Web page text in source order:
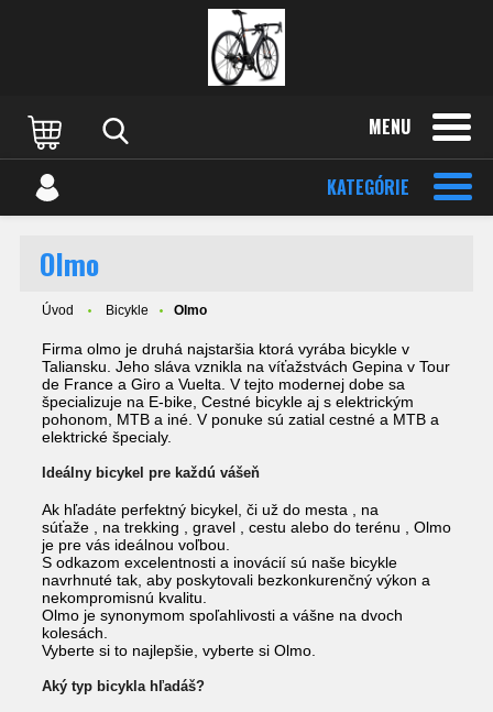
MENU
KATEGÓRIE
Olmo
Úvod Bicykle Olmo
Firma olmo je druhá najstaršia ktorá vyrába bicykle v
Taliansku. Jeho sláva vznikla na víťažstvách Gepina v Tour
de France a Giro a Vuelta. V tejto modernej dobe sa
špecializuje na E-bike, Cestné bicykle aj s elektrickým
pohonom, MTB a iné. V ponuke sú zatial cestné a MTB a
elektrické špecialy.
Ideálny bicykel pre každú vášeň
Ak hľadáte perfektný bicykel, či už do mesta
na
súťaže
na trekking gravel cestu alebo do terénu , Olmo
je pre vás ideálnou voľbou.
S odkazom excelentnosti a inovácií sú naše bicykle
navrhnuté tak, aby poskytovali bezkonkurenčný výkon a
nekompromisnú kvalitu.
Olmo je synonymom spoľahlivosti a vášne na dvoch
kolesách.
Vyberte si to najlepšie, vyberte si Olmo.
Aký typ bicykla hľadáš?